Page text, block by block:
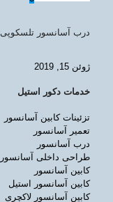
درب آسانسور تلسکوپی
ژوئن 15, 2019
خدمات دکور استیل
تزئینات کابین آسانسور
تعمیر آسانسور
درب آسانسور
طراحی داخلی آسانسور
کابین آسانسور
کابین آسانسور استیل
کابین آسانسور لاکچری